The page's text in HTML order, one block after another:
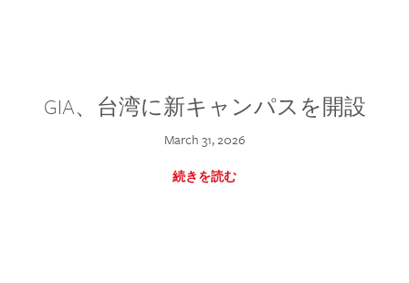
GIA、台湾に新キャンパスを開設
March 31, 2026
続きを読む